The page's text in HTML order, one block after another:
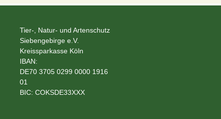
Tier-, Natur- und Artenschutz
Siebengebirge e.V.
Kreissparkasse Köln
IBAN:
DE70 3705 0299 0000 1916
01
BIC: COKSDE33XXX